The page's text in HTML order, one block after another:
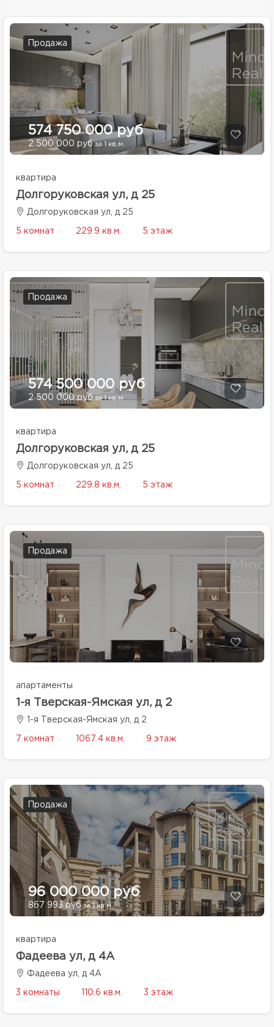
Продажа
574 750 000 руб
2 500 000 руб за 1 кв.м.
квартира
Долгоруковская ул, д 25
Долгоруковская ул, д 25
5 комнат 229.9 кв.м. 5 этаж
Продажа
574 500 000 руб
2 500 000 рубза 1 кв.м.
квартира
Долгоруковская ул, д 25
Долгоруковская ул, д 25
5 комнат 229.8 кв.м. 5 этаж
Продажа
апартаменты
1-я Тверская-Ямская ул, д 2
1-я Тверская-Ямская ул, д 2
7 комнат 1067.4 кв.м. 9 этаж
Продажа
96 000 000 руб
867 993 рубза 1 кв.м.
квартира
Фадеева ул, д 4А
Фадеева ул, д 4А
3 комнаты 110.6 кв.м. 3 этаж